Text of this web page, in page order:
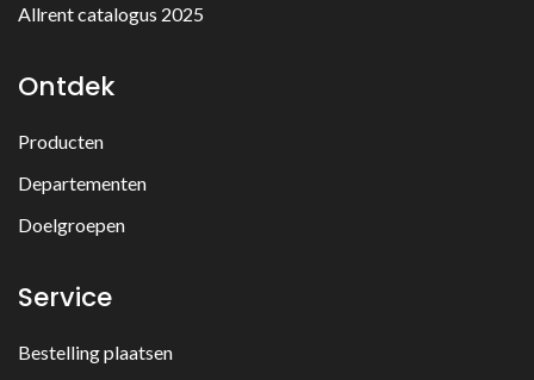
Allrent catalogus 2025
Ontdek
Producten
Departementen
Doelgroepen
Service
Bestelling plaatsen